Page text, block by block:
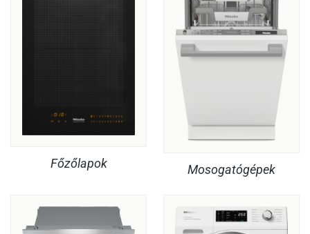
Főzőlapok Mosogatógépek